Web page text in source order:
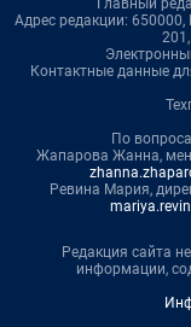
Главный
Адрес редакции: 650000,
Контактные данные
По
Жапарова Жанна,
Ревина Мария,
Редакция сайта
информации,